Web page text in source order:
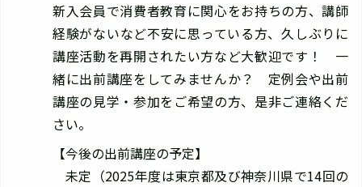
新入会員で消費者教育に関心をお持ちの方、講師
経験がないなど不安に思っている方、久しぶりに
講座活動を再開されたい方など大歓迎です！ 一
緒に出前講座をしてみませんか？ 定例会や出前
講座の見学・参加をご希望の方、是非ご連絡くだ
さい。
【今後の出前講座の予定】
未定（2025年度は東京都及び神奈川県で14回の